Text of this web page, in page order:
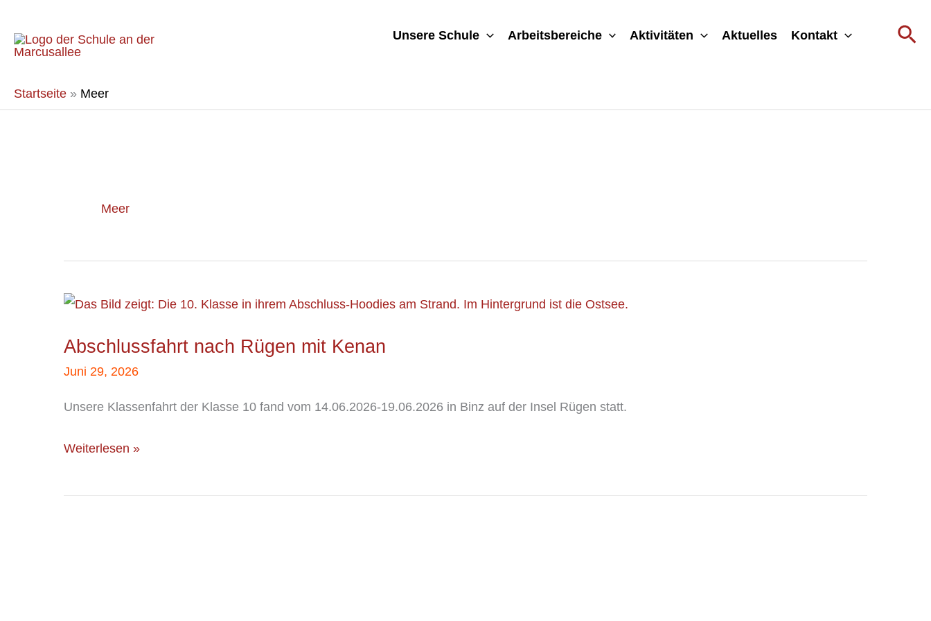
Inhalt
Unsere Schule Arbeitsbereiche Aktivitäten Aktuelles Kontakt
Startseite » Meer
Meer
Abschlussfahrt nach Rügen mit Kenan
Juni 29, 2026
Unsere Klassenfahrt der Klasse 10 fand vom 14.06.2026-19.06.2026 in Binz auf der Insel Rügen statt.
Abschlussfahrt
Rügen
mit
Weiterlesen »